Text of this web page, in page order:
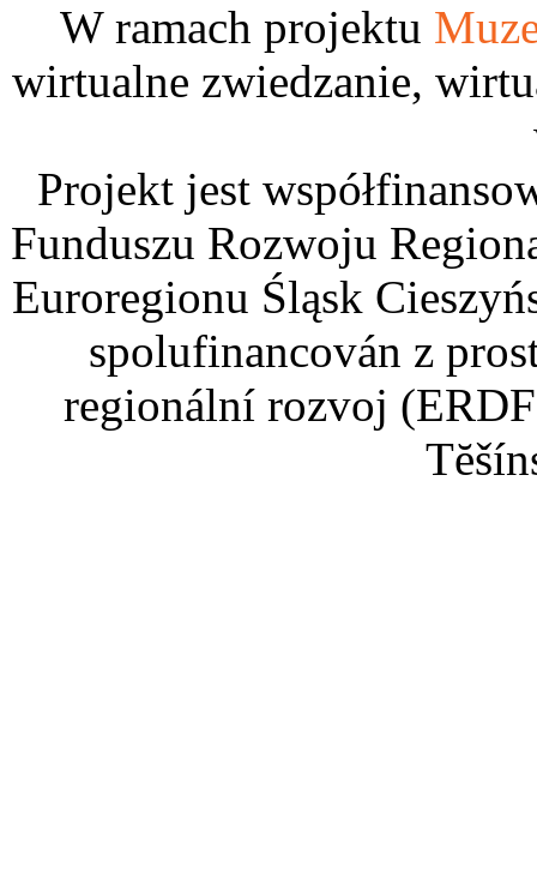
W ramach projektu
wirtualne zwiedzanie,
Projekt jest
Funduszu Rozwoju
Euroregionu Śląsk
spolufinancován z
regionální rozvoj